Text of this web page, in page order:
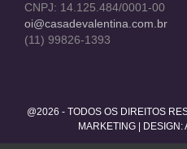
CNPJ: 14.125.484/0001-00
oi@casadevalentina.com.br
(11) 99826-1393
@2026 - TODOS OS DIREITOS
MARKETING| DESIGN: